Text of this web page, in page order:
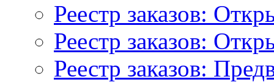
Реестр заказов:
Реестр заказов:
Реестр заказов: